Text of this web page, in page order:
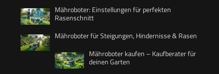
Mähroboter: Einstellungen für perfekten
Rasenschnitt
Mähroboter für Steigungen, Hindernisse & Rasen
Mähroboter kaufen – Kaufberater für
deinen Garten